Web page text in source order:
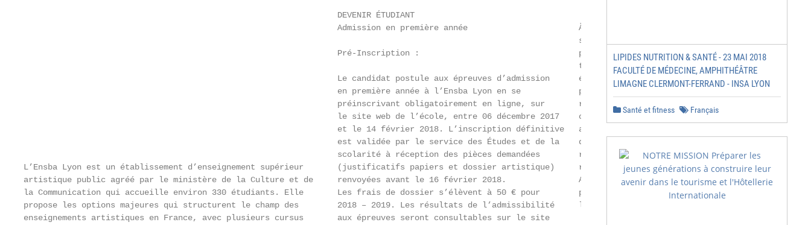
                                                                 DEVENIR ÉTUDIANT
                                                                 Admission en première année                       À noter que le dossier de travaux personnels
                                                                                                                   sera examiné avec la plus grande attention
                                                                 Pré-Inscription :                                 par le jury : constitué d’une vingtaine de
                                                                                                                   travaux maximum, il peut comporter des
                                                                 Le candidat postule aux épreuves d’admission      éléments réalisés sur tous supports (papier,
                                                                 en première année à l’Ensba Lyon en se            photo, dvd, site web, etc.) et devra être
                                                                 préinscrivant obligatoirement en ligne, sur       représentatif des qualités plastiques du
                                                                 le site web de l’école, entre 06 décembre 2017    candidat mais aussi de sa personnalité
                                                                 et le 14 février 2018. L’inscription définitive   artistique en devenir et de sa volonté
                                                                 est validée par le service des Études et de la    d’engagement. À ce titre, il est fortement
                                                                 scolarité à réception des pièces demandées        recommandé de privilégier les travaux
L’Ensba Lyon est un établissement d’enseignement supérieur       (justificatifs papiers et dossier artistique)     réalisés hors du cadre scolaire.
artistique public agréé par le ministère de la Culture et de     renvoyées avant le 16 février 2018.               Avec l’entretien oral, ce dossier de travaux
la Communication qui accueille environ 330 étudiants. Elle       Les frais de dossier s’élèvent à 50 € pour        personnels entre pour une large part dans
propose les options majeures qui structurent le champ des        2018 – 2019. Les résultats de l’admissibilité     l’appréciation globale du candidat.
enseignements artistiques en France, avec plusieurs cursus       aux épreuves seront consultables sur le site
LIPIDES NUTRITION & SANTÉ - 23 MAI 2018
FACULTÉ DE MÉDECINE, AMPHITHÉÂTRE
LIMAGNE CLERMONT-FERRAND - INSA LYON
Santé et fitness Français